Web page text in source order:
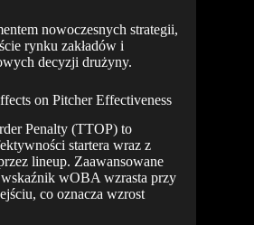
nowoczesnych strategii,
rynku zakładów i
decyzji drużyny.
on Pitcher Effectiveness
Penalty (TTOP) to
startera wraz z
lineup. Zaawansowane
wOBA wzrasta przy
co oznacza wzrost